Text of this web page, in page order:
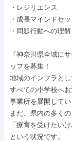
・レジリエンス
・成長マインドセ
・問題行動への理解
『神奈川県全域に
ッフを募集！
地域のインフラと
すべての小学校へ
事業所を展開してい
まだ、県内の多く
「療育を受けたい
という状況です。